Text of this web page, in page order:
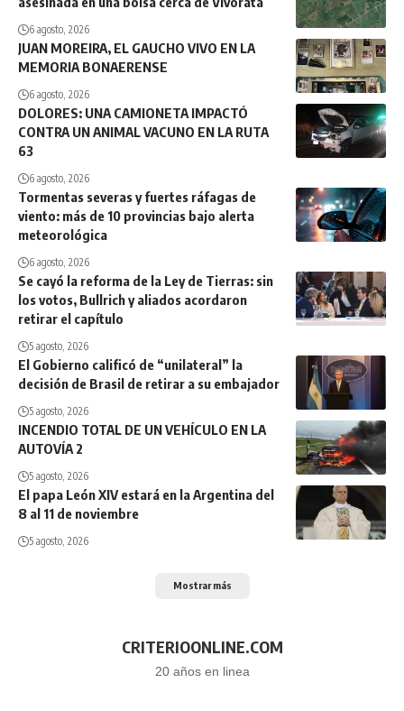
6 agosto, 2026
JUAN MOREIRA, EL GAUCHO VIVO EN LA
MEMORIA BONAERENSE
6 agosto, 2026
DOLORES: UNA CAMIONETA IMPACTÓ
CONTRA UN ANIMAL VACUNO EN LA RUTA
63
6 agosto, 2026
Tormentas severas y fuertes ráfagas de
viento: más de 10 provincias bajo alerta
meteorológica
6 agosto, 2026
Se cayó la reforma de la Ley de Tierras: sin
los votos, Bullrich y aliados acordaron
retirar el capítulo
5 agosto, 2026
El Gobierno calificó de “unilateral” la
decisión de Brasil de retirar a su embajador
5 agosto, 2026
INCENDIO TOTAL DE UN VEHÍCULO EN LA
AUTOVÍA 2
5 agosto, 2026
El papa León XIV estará en la Argentina del
8 al 11 de noviembre
5 agosto, 2026
Mostrar más
CRITERIOONLINE.COM
20 años en linea